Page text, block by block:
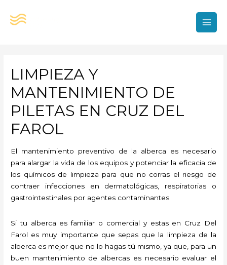
LIMPIEZA Y
MANTENIMIENTO DE
PILETAS EN CRUZ DEL
FAROL
El mantenimiento preventivo de la alberca es necesario
para alargar la vida de los equipos y potenciar la eficacia de
los químicos de limpieza para que no corras el riesgo de
contraer infecciones en dermatológicas, respiratorias o
gastrointestinales por agentes contaminantes.
Si tu alberca es familiar o comercial y estas en Cruz Del
Farol es muy importante que sepas que la limpieza de la
alberca es mejor que no lo hagas tú mismo, ya que, para un
buen mantenimiento de albercas es necesario evaluar el